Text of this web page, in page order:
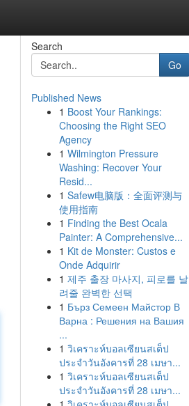
Search
Go
Published News
1 Boost Your Rankings:
Choosing the Right SEO
Agency
1 Wilmington Pressure
Washing: Recover Your
Resid...
1 Safew电脑版：全面评测与
使用指南
1 Finding the Best Ocala
Painter: A Comprehensive...
1 Kit de Monster: Custos e
Onde Adquirir
1 제주 출장 마사지, 피로를 날
려줄 완벽한 선택
1 Бърз Семеен Майстор В
Варна : Решения на Вашия
...
1 วิเคราะห์บอลเซียนสเต็ป
ประจำวันอังคารที่ 28 เมษา...
1 วิเคราะห์บอลเซียนสเต็ป
ประจำวันอังคารที่ 28 เมษา...